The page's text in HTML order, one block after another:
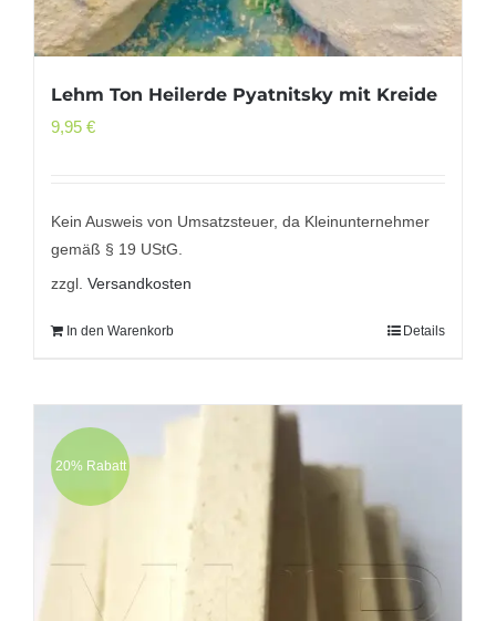
Lehm Ton Heilerde Pyatnitsky mit Kreide
9,95 €
Kein Ausweis von Umsatzsteuer, da Kleinunternehmer
gemäß § 19 UStG.
zzgl. Versandkosten
In den Warenkorb Details
20% Rabatt